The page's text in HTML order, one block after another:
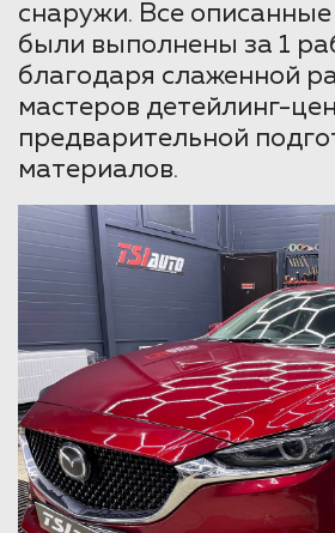
снаружи. Все
были выполнены за 1
благодаря слаженной
мастеров детейлинг-
предварительной
материалов.